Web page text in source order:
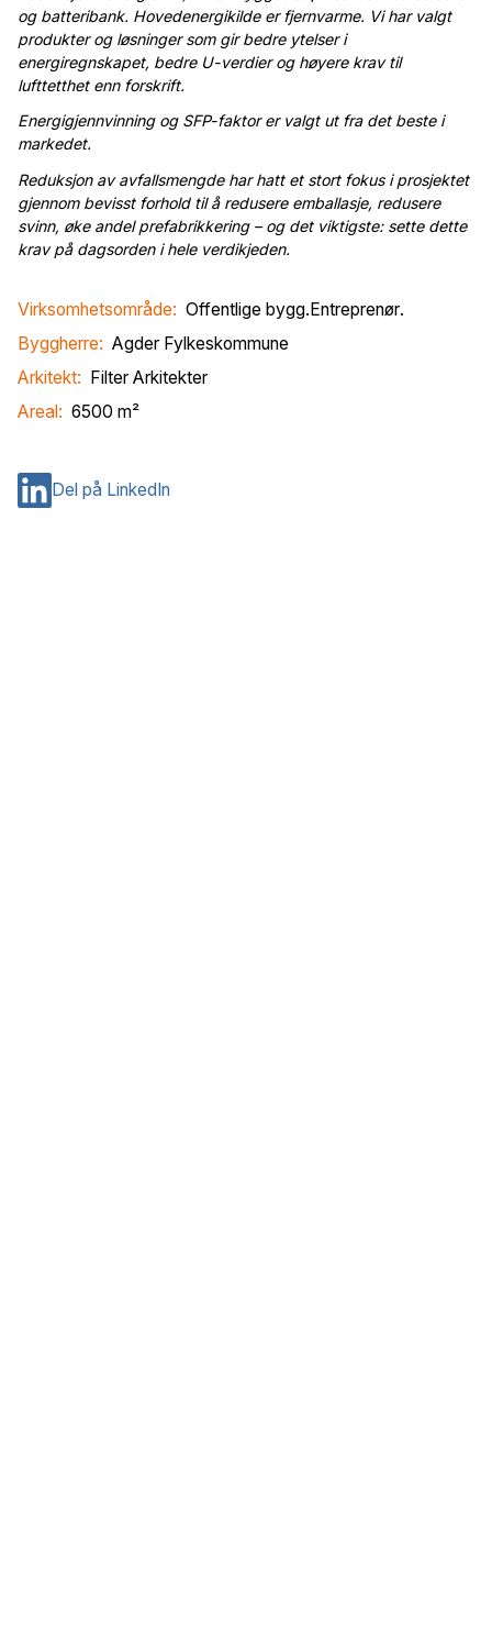
og batteribank. Hovedenergikilde er fjernvarme. Vi har valgt
produkter og løsninger som gir bedre ytelser i
energiregnskapet, bedre U-verdier og høyere krav til
lufttetthet enn forskrift.
Energigjennvinning og SFP-faktor er valgt ut fra det beste i
markedet.
Reduksjon av avfallsmengde har hatt et stort fokus i prosjektet
gjennom bevisst forhold til å redusere emballasje, redusere
svinn, øke andel prefabrikkering – og det viktigste: sette dette
krav på dagsorden i hele verdikjeden.
Virksomhetsområde: Offentlige bygg.Entreprenør.
Byggherre: Agder Fylkeskommune
Arkitekt: Filter Arkitekter
Areal: 6500 m²
Del på LinkedIn